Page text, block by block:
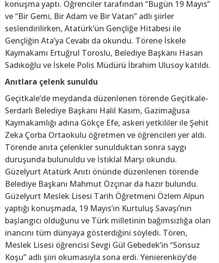
konuşma yaptı. Öğrenciler tarafından “Bugün 19 Mayıs”
ve “Bir Gemi, Bir Adam ve Bir Vatan” adlı şiirler
seslendirilirken, Atatürk’ün Gençliğe Hitabesi ile
Gençliğin Ata’ya Cevabı da okundu. Törene İskele
Kaymakamı Ertuğrul Toroslu, Belediye Başkanı Hasan
Sadıkoğlu ve İskele Polis Müdürü İbrahim Ulusoy katıldı.
Anıtlara çelenk sunuldu
Geçitkale’de meydanda düzenlenen törende Geçitkale-
Serdarlı Belediye Başkanı Halil Kasım, Gazimağusa
Kaymakamlığı adına Gökçe Efe, askeri yetkililer ile Şehit
Zeka Çorba Ortaokulu öğretmen ve öğrencileri yer aldı.
Törende anıta çelenkler sunulduktan sonra saygı
duruşunda bulunuldu ve İstiklal Marşı okundu.
Güzelyurt Atatürk Anıtı önünde düzenlenen törende
Belediye Başkanı Mahmut Özçınar da hazır bulundu.
Güzelyurt Meslek Lisesi Tarih Öğretmeni Özlem Alpun
yaptığı konuşmada, 19 Mayıs’ın Kurtuluş Savaşı’nın
başlangıcı olduğunu ve Türk milletinin bağımsızlığa olan
inancını tüm dünyaya gösterdiğini söyledi. Tören,
Meslek Lisesi öğrencisi Sevgi Gül Gebedek’in “Sonsuz
Koşu” adlı şiiri okumasıyla sona erdi. Yenierenköy’de